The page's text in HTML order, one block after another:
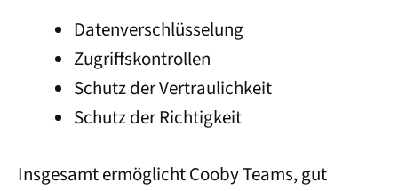
Datenverschlüsselung
Zugriffskontrollen
Schutz der Vertraulichkeit
Schutz der Richtigkeit
Insgesamt ermöglicht Cooby Teams, gut